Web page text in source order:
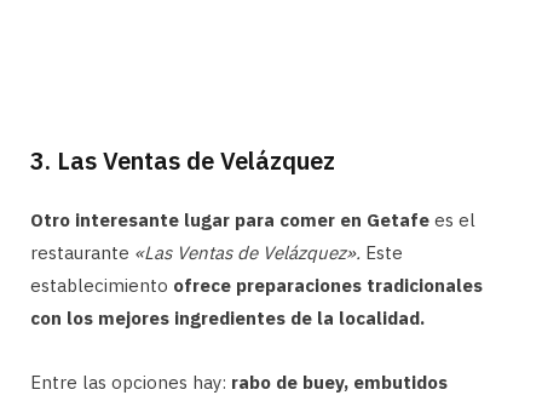
3. Las Ventas de Velázquez
Otro interesante lugar para comer en Getafe es el
restaurante «Las Ventas de Velázquez». Este
establecimiento ofrece preparaciones tradicionales
con los mejores ingredientes de la localidad.
Entre las opciones hay: rabo de buey, embutidos